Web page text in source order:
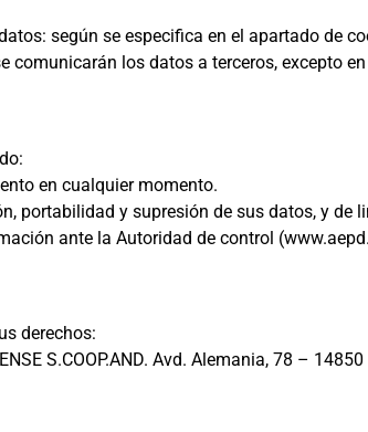
según se especifica en el apartado de
comunicarán los datos a terceros, excepto
en cualquier momento.
portabilidad y supresión de sus datos, y
ante la Autoridad de control
derechos:
S.COOP.AND. Avd. Alemania, 78 –